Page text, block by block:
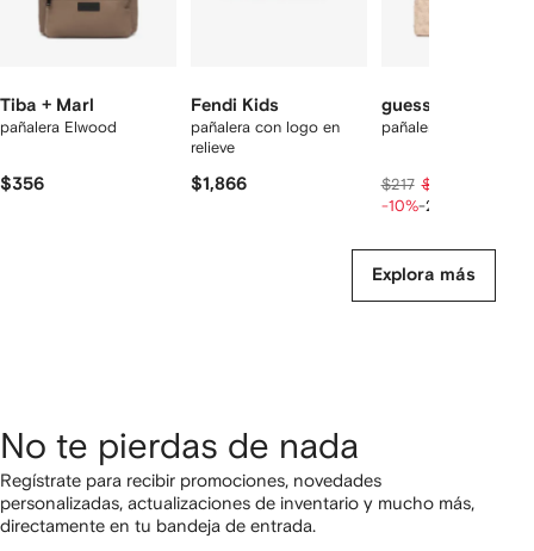
Tiba + Marl
pañalera Elwood
$356
Fendi Kids
pañalera con logo en
relieve
$1,866
guess kids
pañalera capitonada
$217 $195
-10%-20%
Explora más
No te pierdas de nada
Regístrate para recibir promociones, novedades
personalizadas, actualizaciones de inventario y mucho más,
directamente en tu bandeja de entrada.